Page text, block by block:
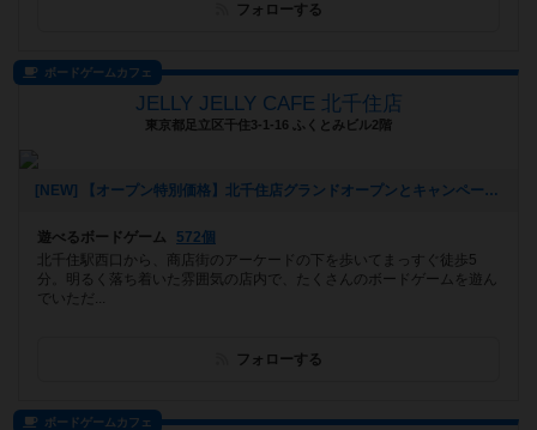
フォローする
ボードゲームカフェ
JELLY JELLY CAFE 北千住店
東京都足立区千住3-1-16 ふくとみビル2階
[NEW] 【オープン特別価格】北千住店グランドオープンとキャンペーンのご案内（2026年01月09日 14時39分）
遊べるボードゲーム
572個
北千住駅西口から、商店街のアーケードの下を歩いてまっすぐ徒歩5
分。明るく落ち着いた雰囲気の店内で、たくさんのボードゲームを遊ん
でいただ...
フォローする
ボードゲームカフェ